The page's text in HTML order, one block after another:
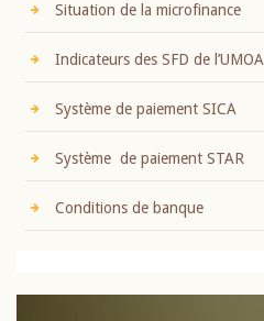
Situation de la microfinance
Indicateurs des SFD de l’UMOA
Système de paiement SICA
Système de paiement STAR
Conditions de banque